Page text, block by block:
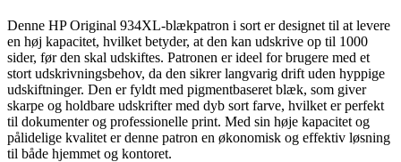
Denne HP Original 934XL-blækpatron i sort er designet til at levere
en høj kapacitet, hvilket betyder, at den kan udskrive op til 1000
sider, før den skal udskiftes. Patronen er ideel for brugere med et
stort udskrivningsbehov, da den sikrer langvarig drift uden hyppige
udskiftninger. Den er fyldt med pigmentbaseret blæk, som giver
skarpe og holdbare udskrifter med dyb sort farve, hvilket er perfekt
til dokumenter og professionelle print. Med sin høje kapacitet og
pålidelige kvalitet er denne patron en økonomisk og effektiv løsning
til både hjemmet og kontoret.